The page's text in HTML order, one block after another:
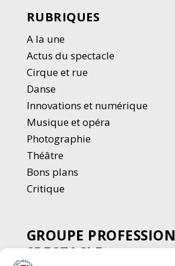
RUBRIQUES
A la une
Actus du spectacle
Cirque et rue
Danse
Innovations et numérique
Musique et opéra
Photographie
Théâtre
Bons plans
Critique
GROUPE PROFESSION
SPECTACLE